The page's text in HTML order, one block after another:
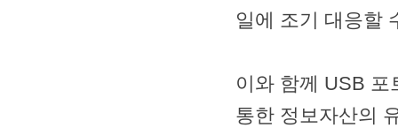
일에 조기 대응할
이와 함께 USB 포
통한 정보자산의